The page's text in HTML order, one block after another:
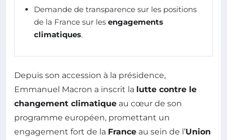
Demande de transparence sur les positions
de la France sur les engagements
climatiques.
Depuis son accession à la présidence,
Emmanuel Macron a inscrit la lutte contre le
changement climatique au cœur de son
programme européen, promettant un
engagement fort de la France au sein de l’Union